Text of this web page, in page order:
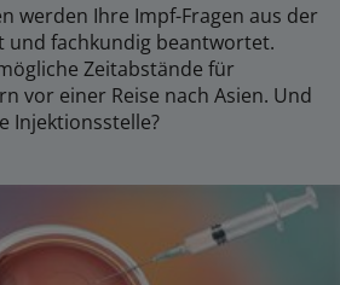
werden Ihre Impf-Fragen aus der
und fachkundig beantwortet.
Zeitabstände für
vor einer Reise nach Asien. Und
Injektionsstelle?